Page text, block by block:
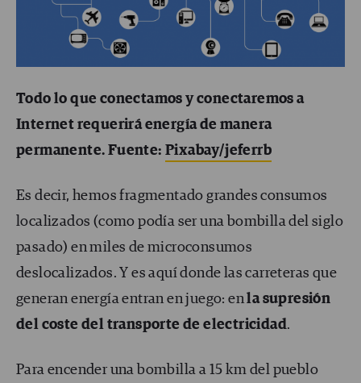
Todo lo que conectamos y conectaremos a
Internet requerirá energía de manera
permanente. Fuente: Pixabay/jeferrb
Es decir, hemos fragmentado grandes consumos
localizados (como podía ser una bombilla del siglo
pasado) en miles de microconsumos
deslocalizados. Y es aquí donde las carreteras que
generan energía entran en juego: en
la supresión
del coste del transporte de electricidad .
Para encender una bombilla a 15 km del pueblo